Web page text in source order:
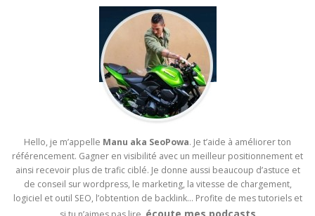
Hello, je m’appelle Manu aka SeoPowa. Je t’aide à améliorer ton
référencement. Gagner en visibilité avec un meilleur positionnement et
ainsi recevoir plus de trafic ciblé. Je donne aussi beaucoup d’astuce et
de conseil sur wordpress, le marketing, la vitesse de chargement,
logiciel et outil SEO, l’obtention de backlink… Profite de mes tutoriels et
écoute mes podcasts